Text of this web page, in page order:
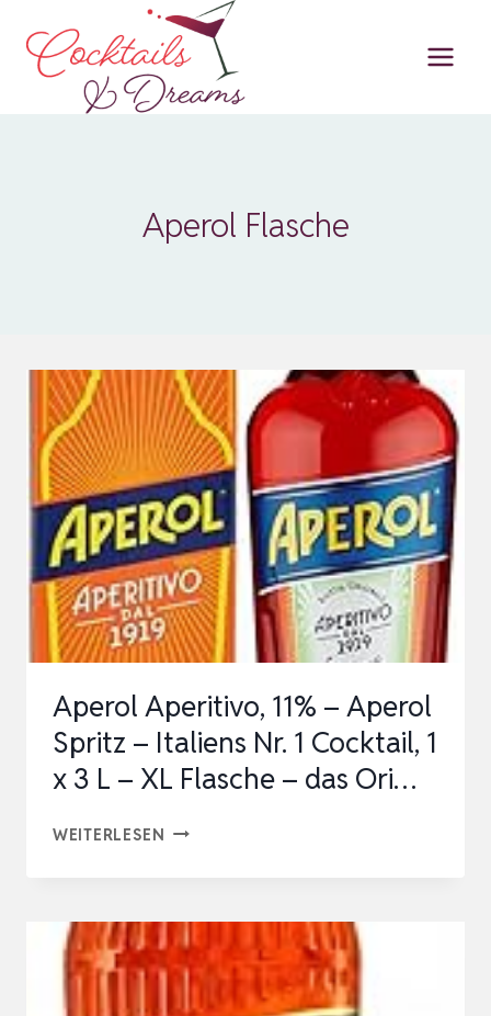
Inhalt
springen
Aperol Flasche
Aperol Aperitivo, 11% – Aperol
Spritz – Italiens Nr. 1 Cocktail, 1
x 3 L – XL Flasche – das Ori…
WEITERLESEN APEROL
APEROL